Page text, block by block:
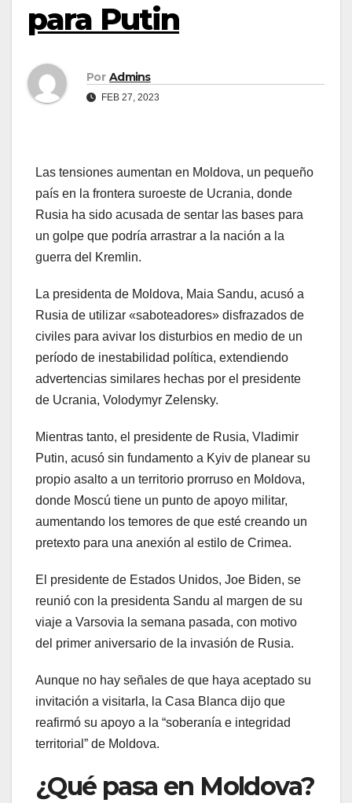
para Putin
Por Admins
FEB 27, 2023
Las tensiones aumentan en Moldova, un pequeño
país en la frontera suroeste de Ucrania, donde
Rusia ha sido acusada de sentar las bases para
un golpe que podría arrastrar a la nación a la
guerra del Kremlin.
La presidenta de Moldova, Maia Sandu, acusó a
Rusia de utilizar «saboteadores» disfrazados de
civiles para avivar los disturbios en medio de un
período de inestabilidad política, extendiendo
advertencias similares hechas por el presidente
de Ucrania, Volodymyr Zelensky.
Mientras tanto, el presidente de Rusia, Vladimir
Putin, acusó sin fundamento a Kyiv de planear su
propio asalto a un territorio prorruso en Moldova,
donde Moscú tiene un punto de apoyo militar,
aumentando los temores de que esté creando un
pretexto para una anexión al estilo de Crimea.
El presidente de Estados Unidos, Joe Biden, se
reunió con la presidenta Sandu al margen de su
viaje a Varsovia la semana pasada, con motivo
del primer aniversario de la invasión de Rusia.
Aunque no hay señales de que haya aceptado su
invitación a visitarla, la Casa Blanca dijo que
reafirmó su apoyo a la “soberanía e integridad
territorial” de Moldova.
¿Qué pasa en Moldova?